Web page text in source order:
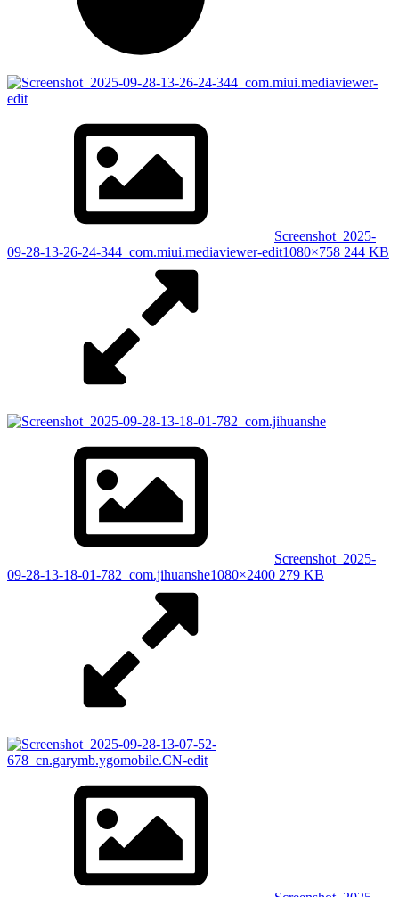
Screenshot_2025-
09-28-13-26-24-344_com.miui.mediaviewer-edit1080×758 244 KB
Screenshot_2025-
09-28-13-18-01-782_com.jihuanshe1080×2400 279 KB